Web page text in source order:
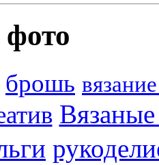
брошь